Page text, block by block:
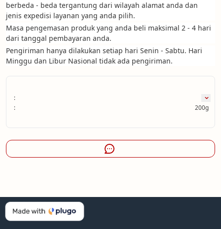
berbeda - beda tergantung dari wilayah alamat anda dan
jenis expedisi layanan yang anda pilih.
Masa pengemasan produk yang anda beli maksimal 2 - 4 hari
dari tanggal pembayaran anda.
Pengiriman hanya dilakukan setiap hari Senin - Sabtu. Hari
Minggu dan Libur Nasional tidak ada pengiriman.
:
:
200g